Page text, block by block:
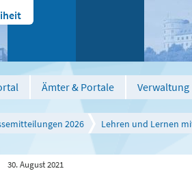
Ämter & Portale Verwaltung
2026 Lehren und Lernen
30. August 2021